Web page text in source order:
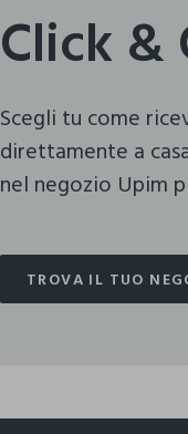
Click &
Scegli tu come
direttamente a
nel negozio Upim
TROVA IL TUO
TROVA IL TUO